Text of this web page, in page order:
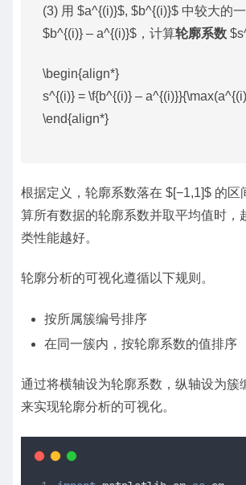
(3) 用 $a^{(i)}$, $b^{(i)}$ 中较大的
$b^{(i)} – a^{(i)}$，计算轮廓系数
\begin{align*}
s^{(i)} = \f{b^{(i)} –
\end{align*}
根据定义，轮廓系数落在 $[−1,1]$ 的区
算所有数据的轮廓系数并取平均值时，
类性能越好。
轮廓分析的可视化遵循以下规则。
按所属簇编号排序
在同一簇内，按轮廓系数的值排序
通过将横轴设为轮廓系数，纵轴设为簇
来实现轮廓分析的可视化。